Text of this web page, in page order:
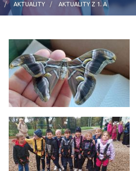
AKTUALITY AKTUALITY Z 1. A